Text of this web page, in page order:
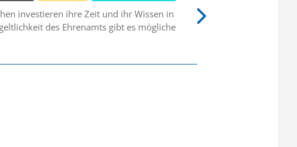
investieren ihre Zeit und ihr Wissen in
des Ehrenamts gibt es mögliche